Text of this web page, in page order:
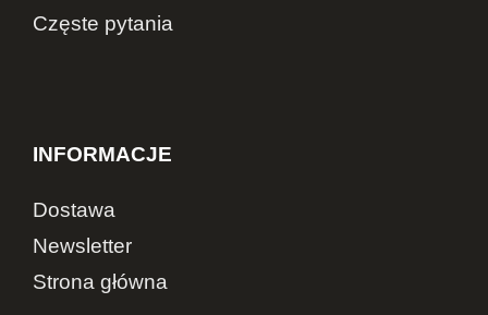
Częste pytania
INFORMACJE
Dostawa
Newsletter
Strona główna